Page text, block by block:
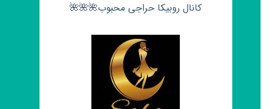
کانال روبیکا حراجی محبوب🌺🌺🌺